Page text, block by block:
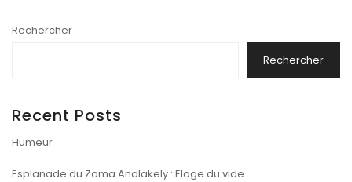
Rechercher
Rechercher
Recent Posts
Humeur
Esplanade du Zoma Analakely : Eloge du vide